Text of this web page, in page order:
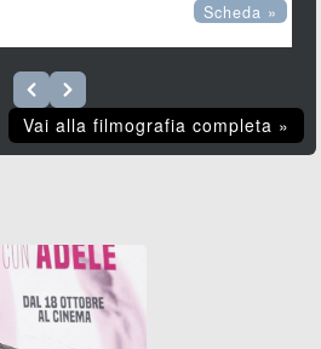
Scheda »
Vai alla filmografia completa »